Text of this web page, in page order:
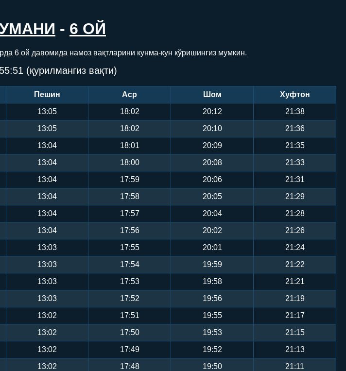
- 6 ОЙ
6 ой давомида намоз вақтларини кунма-кун кўришингиз мумкин.
(қурилмангиз вақти)
Пешин Аср Шом Хуфтон
13:05 18:02 20:12 21:38
13:05 18:02 20:10 21:36
13:04 18:01 20:09 21:35
13:04 18:00 20:08 21:33
13:04 17:59 20:06 21:31
13:04 17:58 20:05 21:29
13:04 17:57 20:04 21:28
13:04 17:56 20:02 21:26
13:03 17:55 20:01 21:24
13:03 17:54 19:59 21:22
13:03 17:53 19:58 21:21
13:03 17:52 19:56 21:19
13:02 17:51 19:55 21:17
13:02 17:50 19:53 21:15
13:02 17:49 19:52 21:13
13:02 17:48 19:50 21:11